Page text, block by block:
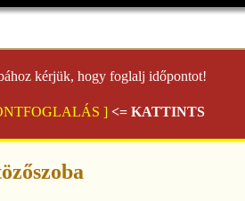
kérjük, hogy foglalj időpontot!
] <= KATTINTS